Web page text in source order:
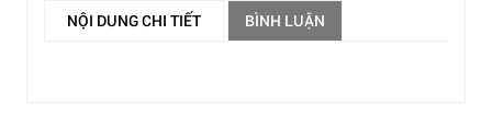
NỘI DUNG CHI TIẾT BÌNH LUẬN